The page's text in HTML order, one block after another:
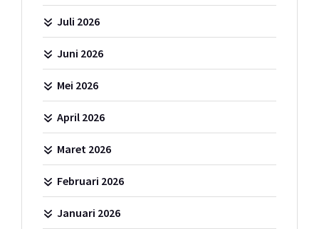
Juli 2026
Juni 2026
Mei 2026
April 2026
Maret 2026
Februari 2026
Januari 2026